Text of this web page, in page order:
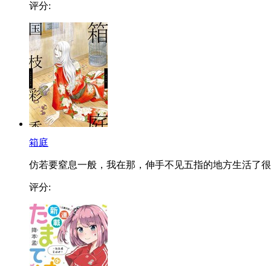
评分:
箱庭
仿若要窒息一般，我在那，伸手不见五指的地方生活了
评分: